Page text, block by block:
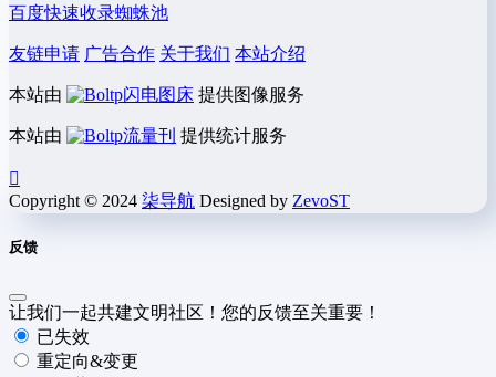
百度快速收录蜘蛛池
友链申请 广告合作 关于我们 本站介绍
本站由 闪电图床 提供图像服务
本站由 流量刊 提供统计服务
Copyright © 2024 柒导航 Designed by ZevoST
反馈
让我们一起共建文明社区！您的反馈至关重要！
已失效
重定向&变更